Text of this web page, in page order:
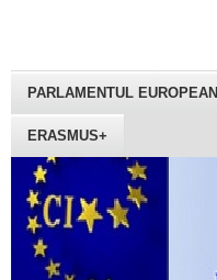
PARLAMENTUL EUROPEAN
ERASMUS+